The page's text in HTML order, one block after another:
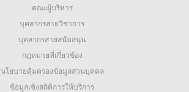
คณะผู้บริหาร
บุคลากรสายวิชาการ
บุคลากรสายสนับสนุน
กฎหมายที่เกี่ยวข้อง
นโยบายคุ้มครองข้อมูลส่วนบุคคล
ข้อมูลเชิงสถิติการให้บริการ